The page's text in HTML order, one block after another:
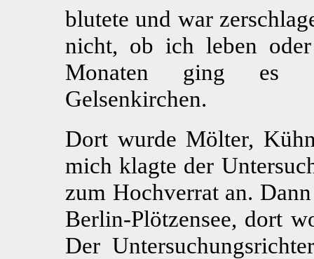
blutete und war
nicht, ob ich leben
Monaten ging es
Gelsenkirchen.
Dort wurde Mölter,
mich klagte der
zum Hochverrat an.
Berlin-Plötzensee, dort
Der